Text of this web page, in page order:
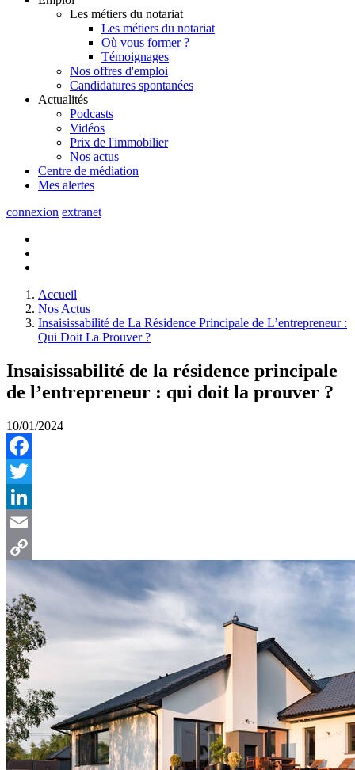
Les métiers du notariat
Les métiers du notariat
Où vous former ?
Témoignages
Nos offres d'emploi
Candidatures spontanées
Actualités
Podcasts
Vidéos
Prix de l'immobilier
Nos actus
Centre de médiation
Mes alertes
connexion extranet
Accueil
Nos Actus
Insaisissabilité de La Résidence Principale de L’entrepreneur :
Qui Doit La Prouver ?
Insaisissabilité de la résidence principale
de l’entrepreneur : qui doit la prouver ?
10/01/2024
Facebook
Twitter
LinkedIn
Email
Copy
Link